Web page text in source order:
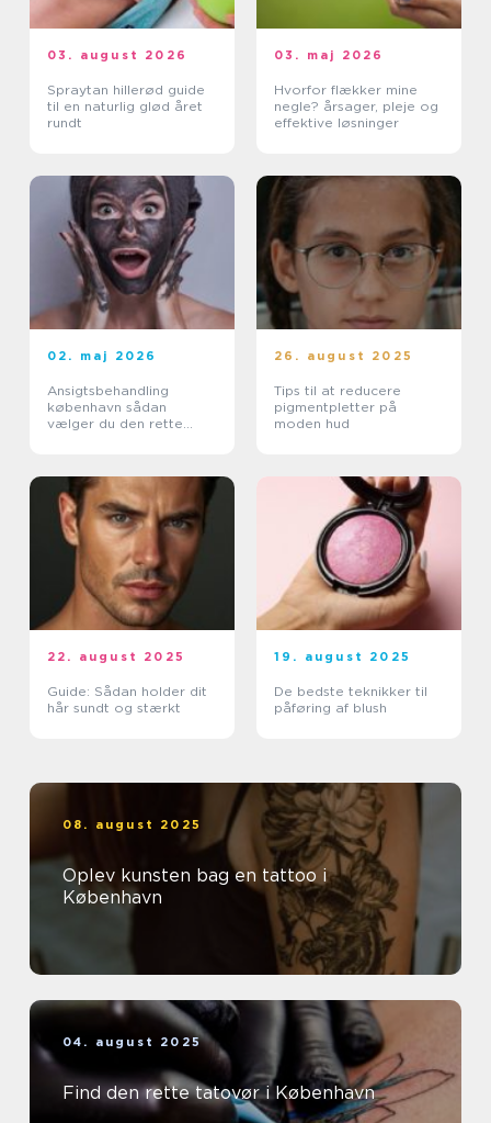
03. august 2026
Spraytan hillerød guide
til en naturlig glød året
rundt
03. maj 2026
Hvorfor flækker mine
negle? årsager, pleje og
effektive løsninger
02. maj 2026
Ansigtsbehandling
københavn sådan
vælger du den rette
26. august 2025
Tips til at reducere
pigmentpletter på
moden hud
22. august 2025
Guide: Sådan holder dit
hår sundt og stærkt
19. august 2025
De bedste teknikker til
påføring af blush
08. august 2025
Oplev kunsten bag en tattoo i
København
04. august 2025
Find den rette tatovør i København